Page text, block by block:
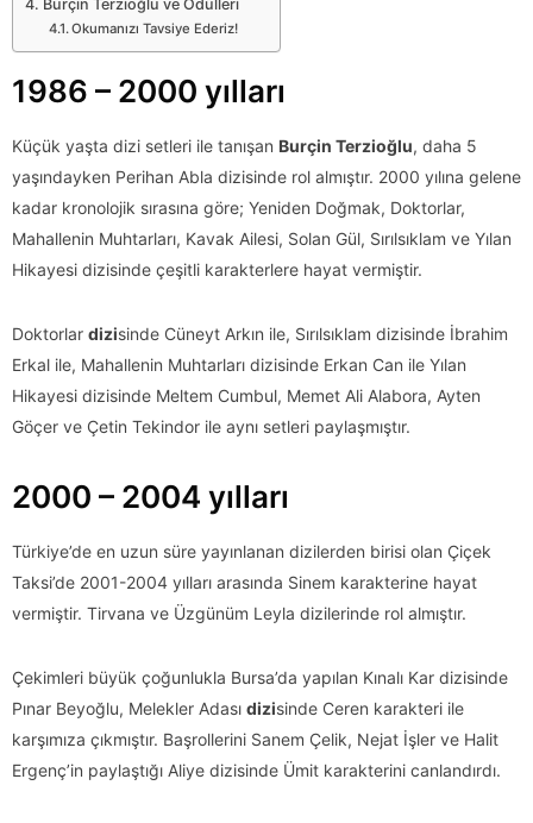
Burçin Terzioğlu ve Ödülleri
Okumanızı Tavsiye Ederiz!
1986 – 2000 yılları
Küçük yaşta dizi setleri ile tanışan Burçin Terzioğlu, daha 5
yaşındayken Perihan Abla dizisinde rol almıştır. 2000 yılına gelene
kadar kronolojik sırasına göre; Yeniden Doğmak, Doktorlar,
Mahallenin Muhtarları, Kavak Ailesi, Solan Gül, Sırılsıklam ve Yılan
Hikayesi dizisinde çeşitli karakterlere hayat vermiştir.
Doktorlar dizisinde Cüneyt Arkın ile, Sırılsıklam dizisinde İbrahim
Erkal ile, Mahallenin Muhtarları dizisinde Erkan Can ile Yılan
Hikayesi dizisinde Meltem Cumbul, Memet Ali Alabora, Ayten
Göçer ve Çetin Tekindor ile aynı setleri paylaşmıştır.
2000 – 2004 yılları
Türkiye’de en uzun süre yayınlanan dizilerden birisi olan Çiçek
Taksi’de 2001-2004 yılları arasında Sinem karakterine hayat
vermiştir. Tirvana ve Üzgünüm Leyla dizilerinde rol almıştır.
Çekimleri büyük çoğunlukla Bursa’da yapılan Kınalı Kar dizisinde
Pınar Beyoğlu, Melekler Adası dizisinde Ceren karakteri ile
karşımıza çıkmıştır. Başrollerini Sanem Çelik, Nejat İşler ve Halit
Ergenç’in paylaştığı Aliye dizisinde Ümit karakterini canlandırdı.